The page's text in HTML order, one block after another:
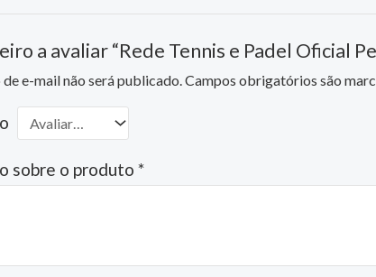
a avaliar “Rede Tennis e Padel Oficial
de e-mail não será publicado.Campos obrigatórios são
sobre o produto *